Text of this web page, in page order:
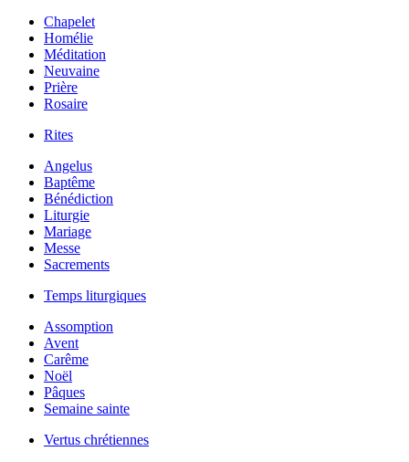
Chapelet
Homélie
Méditation
Neuvaine
Prière
Rosaire
Rites
Angelus
Baptême
Bénédiction
Liturgie
Mariage
Messe
Sacrements
Temps liturgiques
Assomption
Avent
Carême
Noël
Pâques
Semaine sainte
Vertus chrétiennes